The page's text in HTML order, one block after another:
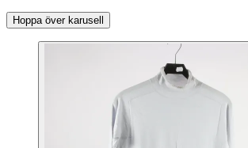
Hoppa över karusell